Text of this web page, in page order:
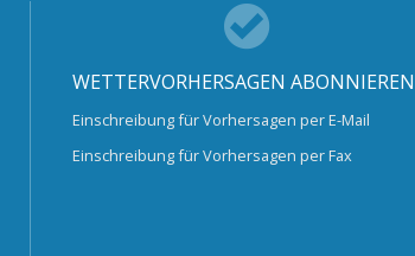
WETTERVORHERSAGEN ABONNIEREN
Einschreibung für Vorhersagen per E-Mail
Einschreibung für Vorhersagen per Fax